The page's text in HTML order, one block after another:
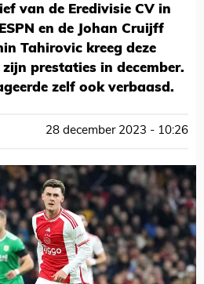
van de Eredivisie CV in
en de Johan Cruijff
Tahirovic kreeg deze
prestaties in december.
zelf ook verbaasd.
28 december 2023 - 10:26